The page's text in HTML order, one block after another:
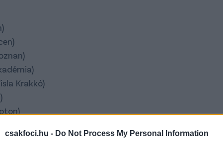
csakfoci.hu - Do Not Process My Personal Information
Krakkó)